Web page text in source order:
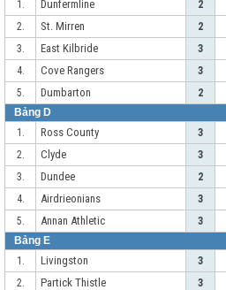
1.
Dunfermline 2
2.
St. Mirren 2
3.
East Kilbride 3
4.
Cove Rangers 3
5.
Dumbarton 2
Bảng D
1.
Ross County 3
2.
Clyde 3
3.
Dundee 2
4.
Airdrieonians 3
5.
Annan Athletic 3
Bảng E
1.
Livingston 3
2.
Partick Thistle 3